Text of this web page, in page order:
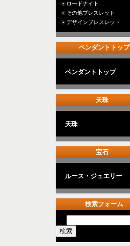
ロードナイト
その他ブレスレット
デザインブレスレット
ペンダントトップ
ペンダントトップ
天珠
天珠
宝石
ルース・ジュエリー
検索フォーム